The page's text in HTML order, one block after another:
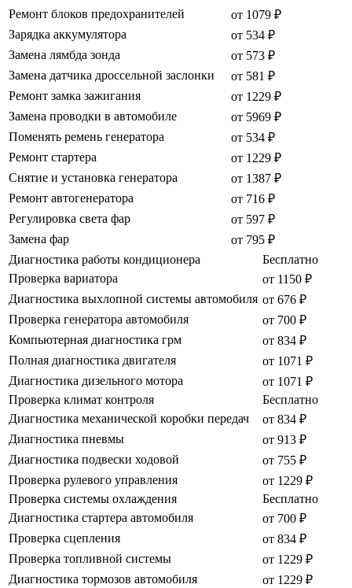
Ремонт блоков предохранителей
от 1079 ₽
Зарядка аккумулятора
от 534 ₽
Замена лямбда зонда
от 573 ₽
Замена датчика дроссельной заслонки
от 581 ₽
Ремонт замка зажигания
от 1229 ₽
Замена проводки в автомобиле
от 5969 ₽
Поменять ремень генератора
от 534 ₽
Ремонт стартера
от 1229 ₽
Снятие и установка генератора
от 1387 ₽
Ремонт автогенератора
от 716 ₽
Регулировка света фар
от 597 ₽
Замена фар
от 795 ₽
Диагностика работы кондиционера
Бесплатно
Проверка вариатора
от 1150 ₽
Диагностика выхлопной системы автомобиля от 676 ₽
Проверка генератора автомобиля
от 700 ₽
Компьютерная диагностика грм
от 834 ₽
Полная диагностика двигателя
от 1071 ₽
Диагностика дизельного мотора
от 1071 ₽
Проверка климат контроля
Бесплатно
Диагностика механической коробки передач
от 834 ₽
Диагностика пневмы
от 913 ₽
Диагностика подвески ходовой
от 755 ₽
Проверка рулевого управления
от 1229 ₽
Проверка системы охлаждения
Бесплатно
Диагностика стартера автомобиля
от 700 ₽
Проверка сцепления
от 834 ₽
Проверка топливной системы
от 1229 ₽
Диагностика тормозов автомобиля
от 1229 ₽